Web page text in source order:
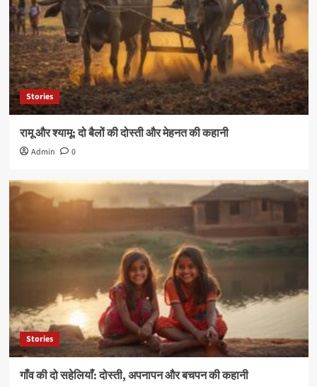
Stories
रामू और श्यामू: दो बैलों की दोस्ती और मेहनत की कहानी
Admin 0
Stories
गाँव की दो सहेलियाँ: दोस्ती, अपनापन और बचपन की कहानी